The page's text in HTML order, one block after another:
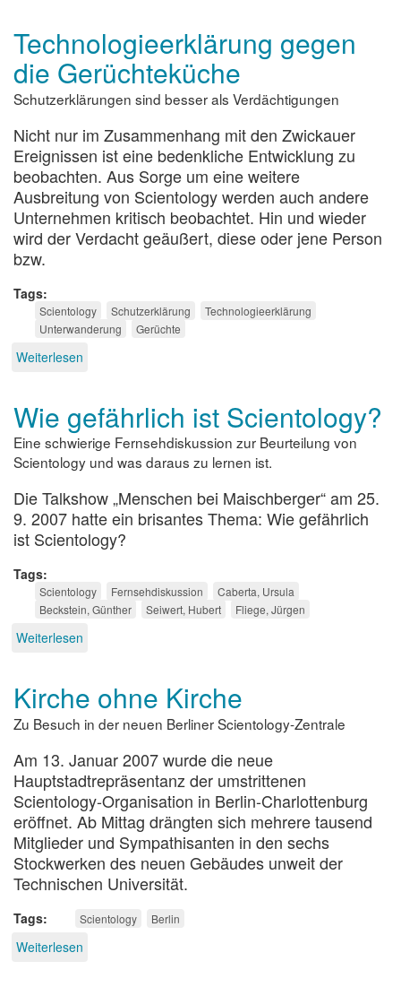
Technologieerklärung gegen
die Gerüchteküche
Schutzerklärungen sind besser als Verdächtigungen
Nicht nur im Zusammenhang mit den Zwickauer
Ereignissen ist eine bedenkliche Entwicklung zu
beobachten. Aus Sorge um eine weitere
Ausbreitung von Scientology werden auch andere
Unternehmen kritisch beobachtet. Hin und wieder
wird der Verdacht geäußert, diese oder jene Person
bzw.
Tags
Scientology Schutzerklärung
Technologieerklärung
Unterwanderung
Gerüchte
Weiterlesen
die
Gerüchteküche
Wie gefährlich ist Scientology?
Eine schwierige Fernsehdiskussion zur Beurteilung von
Scientology und was daraus zu lernen ist.
Die Talkshow „Menschen bei Maischberger“ am 25.
9. 2007 hatte ein brisantes Thema: Wie gefährlich
ist Scientology?
Tags
Scientology Fernsehdiskussion
Caberta, Ursula
Beckstein, Günther
Seiwert, Hubert Fliege, Jürgen
Weiterlesen
Scientology?
Kirche ohne Kirche
Zu Besuch in der neuen Berliner Scientology-Zentrale
Am 13. Januar 2007 wurde die neue
Hauptstadtrepräsentanz der umstrittenen
Scientology-Organisation in Berlin-Charlottenburg
eröffnet. Ab Mittag drängten sich mehrere tausend
Mitglieder und Sympathisanten in den sechs
Stockwerken des neuen Gebäudes unweit der
Technischen Universität.
Tags Scientology Berlin
Weiterlesen